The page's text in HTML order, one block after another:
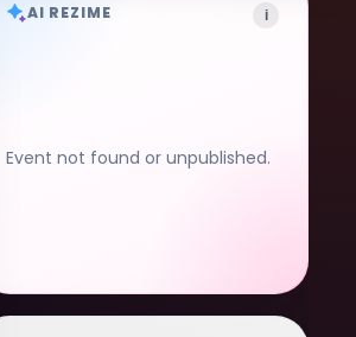
AI REZIME i
Event not found or unpublished.